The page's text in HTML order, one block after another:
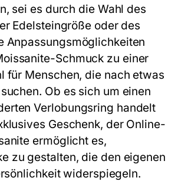
sei es durch die Wahl des
Edelsteingröße oder des
Anpassungsmöglichkeiten
Schmuck zu einer
für Menschen, die nach etwas
Ob es sich um einen
Verlobungsring handelt
Geschenk, der Online-
ermöglicht es,
zu gestalten, die den eigenen
widerspiegeln.